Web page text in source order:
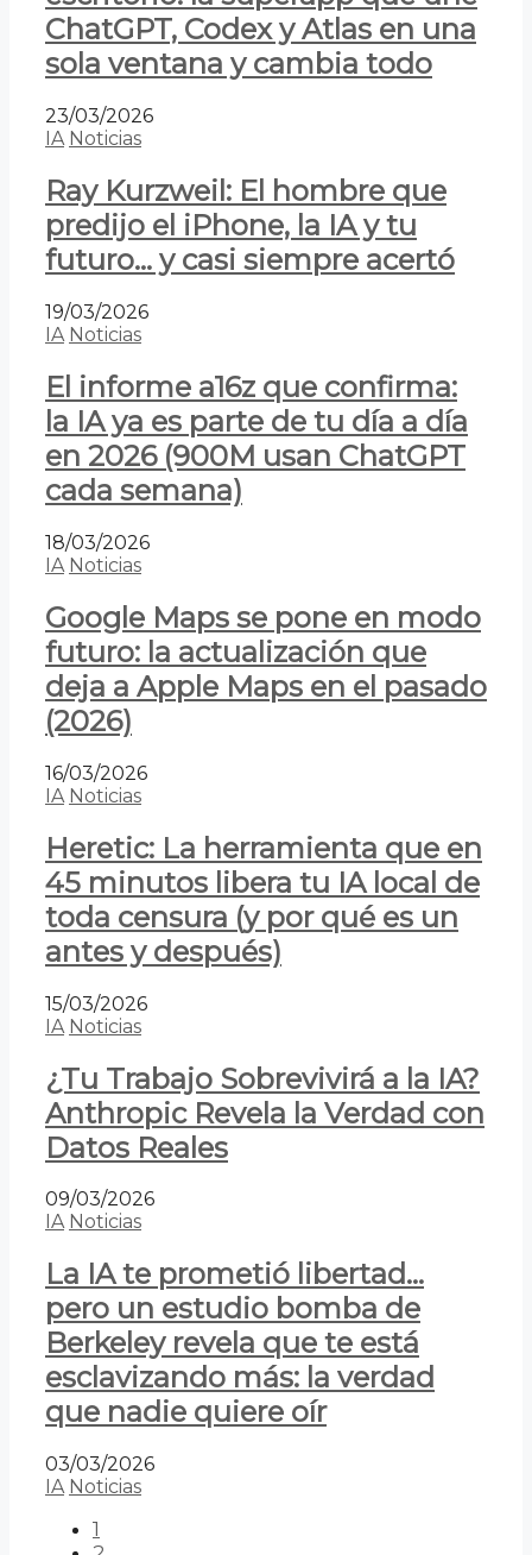
ChatGPT, Codex y Atlas en una
sola ventana y cambia todo
23/03/2026
IA Noticias
Ray Kurzweil: El hombre que
predijo el iPhone, la IA y tu
futuro… y casi siempre acertó
19/03/2026
IA Noticias
El informe a16z que confirma:
la IA ya es parte de tu día a día
en 2026 (900M usan ChatGPT
cada semana)
18/03/2026
IA Noticias
Google Maps se pone en modo
futuro: la actualización que
deja a Apple Maps en el pasado
(2026)
16/03/2026
IA Noticias
Heretic: La herramienta que en
45 minutos libera tu IA local de
toda censura (y por qué es un
antes y después)
15/03/2026
IA Noticias
¿Tu Trabajo Sobrevivirá a la IA?
Anthropic Revela la Verdad con
Datos Reales
09/03/2026
IA Noticias
La IA te prometió libertad…
pero un estudio bomba de
Berkeley revela que te está
esclavizando más: la verdad
que nadie quiere oír
03/03/2026
IA Noticias
1